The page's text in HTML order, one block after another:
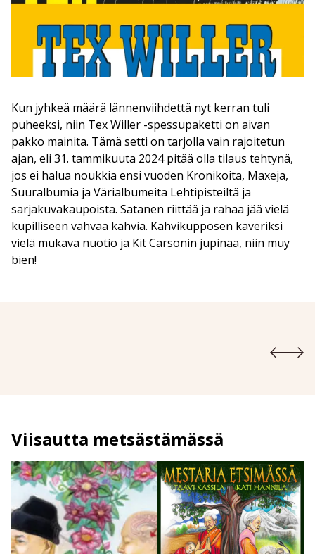
Kun jyhkeä määrä lännenviihdettä nyt kerran tuli
puheeksi, niin Tex Willer -spessupaketti on aivan
pakko mainita. Tämä setti on tarjolla vain rajoitetun
ajan, eli 31. tammikuuta 2024 pitää olla tilaus tehtynä,
jos ei halua noukkia ensi vuoden Kronikoita, Maxeja,
Suuralbumia ja Värialbumeita Lehtipisteiltä ja
sarjakuvakaupoista. Satanen riittää ja rahaa jää vielä
kupilliseen vahvaa kahvia. Kahvikupposen kaveriksi
vielä mukava nuotio ja Kit Carsonin jupinaa, niin muy
bien!
Viisautta metsästämässä